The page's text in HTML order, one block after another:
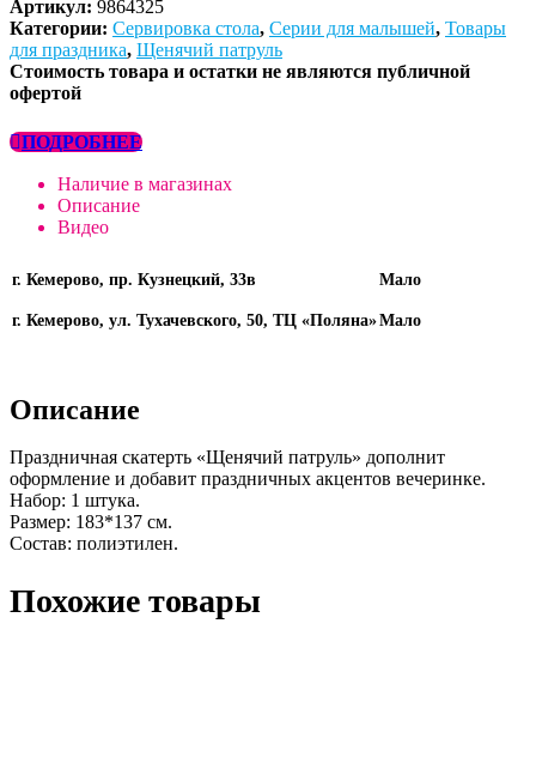
Артикул: 9864325
Категории: Сервировка стола, Серии для малышей, Товары
для праздника, Щенячий патруль
Стоимость товара и остатки не являются публичной
офертой
ПОДРОБНЕЕ
Наличие в магазинах
Описание
Видео
г. Кемерово, пр. Кузнецкий, 33в Мало
г. Кемерово, ул. Тухачевского, 50, ТЦ «Поляна»Мало
Описание
Праздничная скатерть «Щенячий патруль» дополнит
оформление и добавит праздничных акцентов вечеринке.
Набор: 1 штука.
Размер: 183*137 см.
Состав: полиэтилен.
Похожие товары